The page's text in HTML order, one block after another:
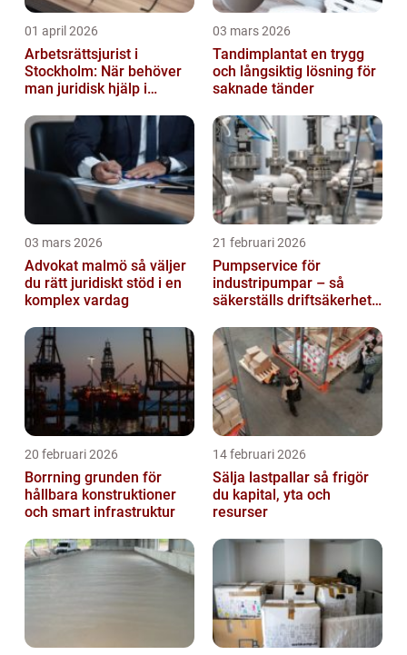
01 april 2026
Arbetsrättsjurist i
Stockholm: När behöver
man juridisk hjälp i
03 mars 2026
Tandimplantat en trygg
och långsiktig lösning för
saknade tänder
03 mars 2026
Advokat malmö så väljer
du rätt juridiskt stöd i en
komplex vardag
21 februari 2026
Pumpservice för
industripumpar – så
säkerställs driftsäkerhet
20 februari 2026
Borrning grunden för
hållbara konstruktioner
och smart infrastruktur
14 februari 2026
Sälja lastpallar så frigör
du kapital, yta och
resurser